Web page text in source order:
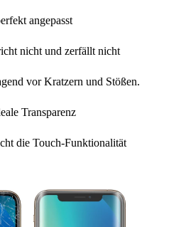
angepasst
nicht und zerfällt nicht
vor Kratzern und Stößen.
Transparenz
die Touch-Funktionalität